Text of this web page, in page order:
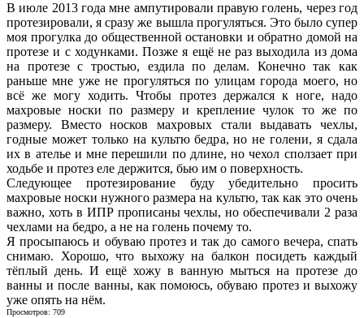
В июле 2013 года мне ампутировали правую голень, через год
протезировали, я сразу же вышла прогуляться. Это было супер
моя прогулка до общественной остановки и обратно домой на
протезе и с ходунками. Позже я ещё не раз выходила из дома
на протезе с тростью, ездила по делам. Конечно так как
раньше мне уже не прогуляться по улицам города моего, но
всё же могу ходить. Чтобы протез держался к ноге, надо
махровые носки по размеру и крепление чулок то же по
размеру. Вместо носков махровых стали выдавать чехлы,
годные может только на культю бедра, но не голени, я сдала
их в ателье и мне перешили по длине, но чехол сползает при
ходьбе и протез еле держится, бью им о поверхность.
Следующее протезирование буду убедительно просить
махровые носки нужного размера на культю, так как это очень
важно, хоть в ИПР прописаны чехлы, но обеспечивали 2 раза
чехлами на бедро, а не на голень почему то.
Я просыпаюсь и обуваю протез и так до самого вечера, спать
снимаю. Хорошо, что выхожу на балкон посидеть каждый
тёплый день. И ещё хожу в ванную мыться на протезе до
ванны и после ванны, как помоюсь, обуваю протез и выхожу
уже опять на нём.
Просмотров: 709